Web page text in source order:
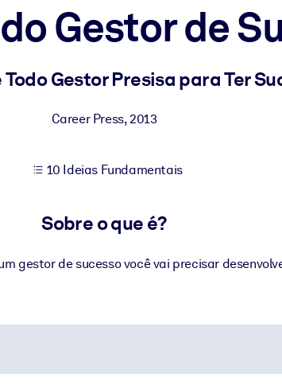
para uso.
os resultados.
Gestor de
Gestor Presisa para Ter
Career Press,2013
10 Ideias Fundamentais
Sobre o que é?
gestor de sucesso você vai precisar